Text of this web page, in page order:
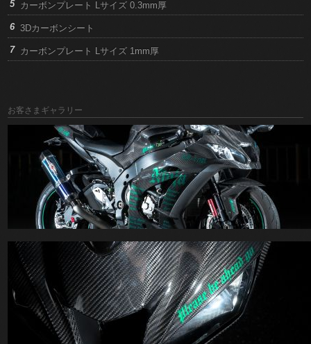
カーボンプレート Lサイズ 0.3mm厚
3Dカーボンシート
カーボンプレート Lサイズ 1mm厚
お客さまギャラリー